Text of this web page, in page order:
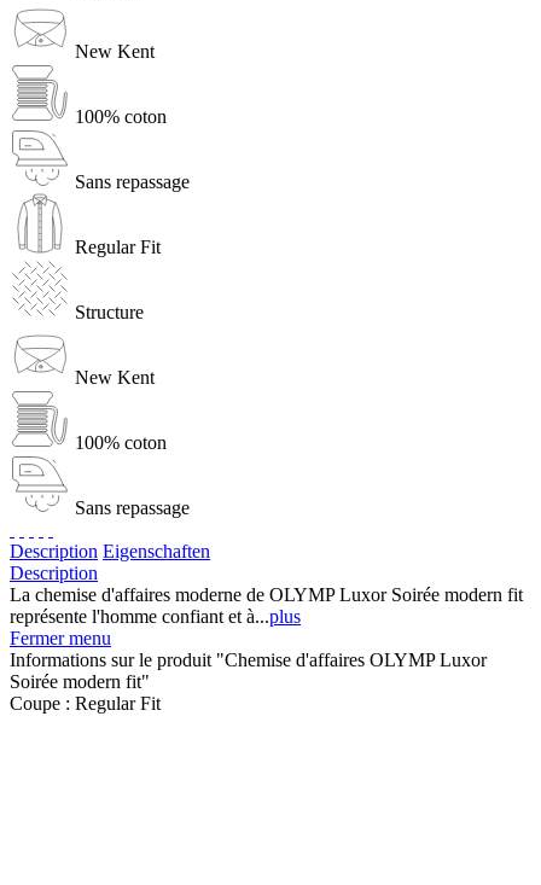
New Kent
100% coton
Sans repassage
Regular Fit
Structure
New Kent
100% coton
Sans repassage
Description Eigenschaften
Description
La chemise d'affaires moderne de OLYMP Luxor Soirée modern fit
représente l'homme confiant et à...plus
Fermer menu
Informations sur le produit "Chemise d'affaires OLYMP Luxor
Soirée modern fit"
Coupe : Regular Fit